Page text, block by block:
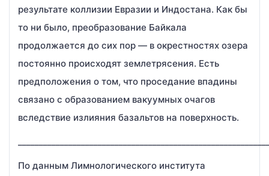
результате коллизии Евразии и Индостана. Как бы
то ни было, преобразование Байкала
продолжается до сих пор — в окрестностях озера
постоянно происходят землетрясения. Есть
предположения о том, что проседание впадины
связано с образованием вакуумных очагов
вследствие излияния базальтов на поверхность.
По данным Лимнологического института